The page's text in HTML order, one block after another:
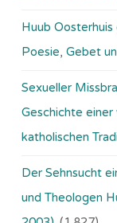
Huub
Poesie, Gebet
Sexueller
Geschichte
katholischen
Der Sehnsucht
und Theologen